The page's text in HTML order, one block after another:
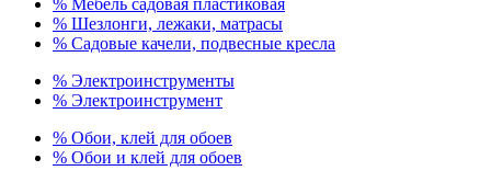
% Мебель садовая пластиковая
% Шезлонги, лежаки, матрасы
% Садовые качели, подвесные кресла
% Электроинструменты
% Электроинструмент
% Обои, клей для обоев
% Обои и клей для обоев